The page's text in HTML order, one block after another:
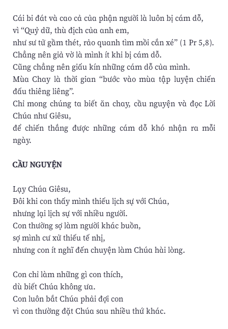
Cái bi đát và cao cả của phận người là luôn bị cám dỗ,
vì “Quỷ dữ, thù địch của anh em,
như sư tử gầm thét, rảo quanh tìm mồi cắn xé” (1 Pr 5,8).
Chẳng nên giả vờ là mình ít khi bị cám dỗ.
Cũng chẳng nên giấu kín những cám dỗ của mình.
Mùa Chay là thời gian “bước vào mùa tập luyện chiến
đấu thiêng liêng”.
Chỉ mong chúng ta biết ăn chay, cầu nguyện và đọc Lời
Chúa như Giêsu,
để chiến thắng được những cám dỗ khó nhận ra mỗi
ngày.
CẦU NGUYỆN
Lạy Chúa Giêsu,
Đôi khi con thấy mình thiếu lịch sự với Chúa,
nhưng lại lịch sự với nhiều người.
Con thường sợ làm người khác buồn,
sợ mình cư xử thiếu tế nhị,
nhưng con ít nghĩ đến chuyện làm Chúa hài lòng.
Con chỉ làm những gì con thích,
dù biết Chúa không ưa.
Con luôn bắt Chúa phải đợi con
vì con thường đặt Chúa sau nhiều thứ khác.